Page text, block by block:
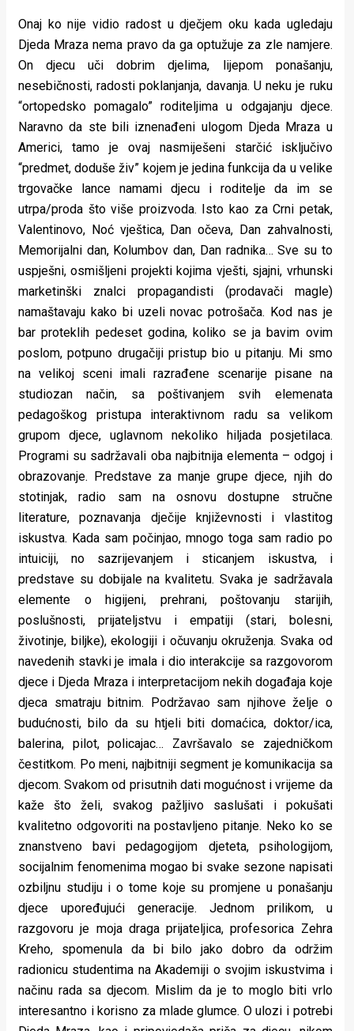
Onaj ko nije vidio radost u dječjem oku kada ugledaju
Djeda Mraza nema pravo da ga optužuje za zle namjere.
On djecu uči dobrim djelima, lijepom ponašanju,
nesebičnosti, radosti poklanjanja, davanja. U neku je ruku
“ortopedsko pomagalo” roditeljima u odgajanju djece.
Naravno da ste bili iznenađeni ulogom Djeda Mraza u
Americi, tamo je ovaj nasmiješeni starčić isključivo
“predmet, doduše živ” kojem je jedina funkcija da u velike
trgovačke lance namami djecu i roditelje da im se
utrpa/proda što više proizvoda. Isto kao za Crni petak,
Valentinovo, Noć vještica, Dan očeva, Dan zahvalnosti,
Memorijalni dan, Kolumbov dan, Dan radnika… Sve su to
uspješni, osmišljeni projekti kojima vješti, sjajni, vrhunski
marketinški znalci propagandisti (prodavači magle)
namaštavaju kako bi uzeli novac potrošača. Kod nas je
bar proteklih pedeset godina, koliko se ja bavim ovim
poslom, potpuno drugačiji pristup bio u pitanju. Mi smo
na velikoj sceni imali razrađene scenarije pisane na
studiozan način, sa poštivanjem svih elemenata
pedagoškog pristupa interaktivnom radu sa velikom
grupom djece, uglavnom nekoliko hiljada posjetilaca.
Programi su sadržavali oba najbitnija elementa – odgoj i
obrazovanje. Predstave za manje grupe djece, njih do
stotinjak, radio sam na osnovu dostupne stručne
literature, poznavanja dječije književnosti i vlastitog
iskustva. Kada sam počinjao, mnogo toga sam radio po
intuiciji, no sazrijevanjem i sticanjem iskustva, i
predstave su dobijale na kvalitetu. Svaka je sadržavala
elemente o higijeni, prehrani, poštovanju starijih,
poslušnosti, prijateljstvu i empatiji (stari, bolesni,
životinje, biljke), ekologiji i očuvanju okruženja. Svaka od
navedenih stavki je imala i dio interakcije sa razgovorom
djece i Djeda Mraza i interpretacijom nekih događaja koje
djeca smatraju bitnim. Podržavao sam njihove želje o
budućnosti, bilo da su htjeli biti domaćica, doktor/ica,
balerina, pilot, policajac… Završavalo se zajedničkom
čestitkom. Po meni, najbitniji segment je komunikacija sa
djecom. Svakom od prisutnih dati mogućnost i vrijeme da
kaže što želi, svakog pažljivo saslušati i pokušati
kvalitetno odgovoriti na postavljeno pitanje. Neko ko se
znanstveno bavi pedagogijom djeteta, psihologijom,
socijalnim fenomenima mogao bi svake sezone napisati
ozbiljnu studiju i o tome koje su promjene u ponašanju
djece upoređujući generacije. Jednom prilikom, u
razgovoru je moja draga prijateljica, profesorica Zehra
Kreho, spomenula da bi bilo jako dobro da održim
radionicu studentima na Akademiji o svojim iskustvima i
načinu rada sa djecom. Mislim da je to moglo biti vrlo
interesantno i korisno za mlade glumce. O ulozi i potrebi